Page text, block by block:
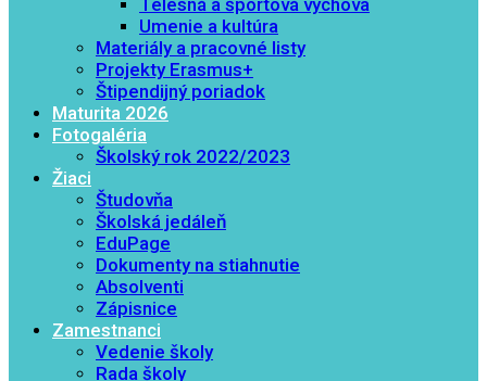
Telesná a športová výchova
Umenie a kultúra
Materiály a pracovné listy
Projekty Erasmus+
Štipendijný poriadok
Maturita 2026
Fotogaléria
Školský rok 2022/2023
Žiaci
Študovňa
Školská jedáleň
EduPage
Dokumenty na stiahnutie
Absolventi
Zápisnice
Zamestnanci
Vedenie školy
Rada školy